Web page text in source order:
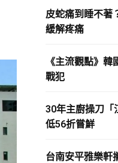
皮蛇痛到睡不著
緩解疼痛
《主流觀點》
戰犯
30年主廚操刀「
低56折嘗鮮
台南安平雅樂